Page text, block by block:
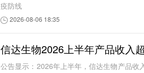
疫防线
2026-08-06 18:35
信达生物2026上半年产品收入
公告显示：2026年上半年，信达生物产品收